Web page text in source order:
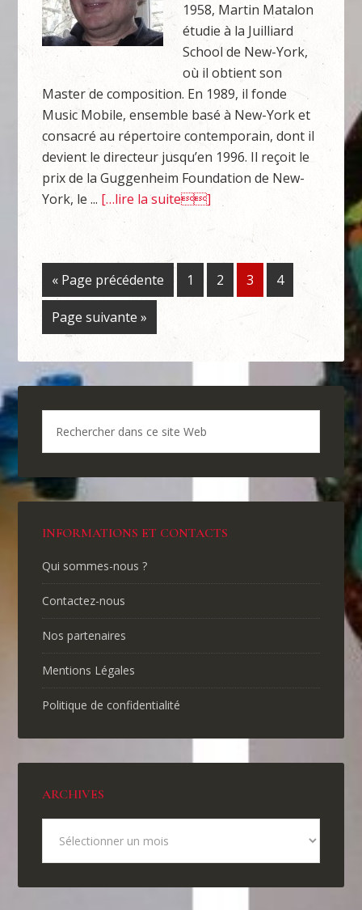
1958, Martin Matalon
étudie à la Juilliard
School de New-York,
où il obtient son
Master de composition. En 1989, il fonde
Music Mobile, ensemble basé à New-York et
consacré au répertoire contemporain, dont il
devient le directeur jusqu’en 1996. Il reçoit le
prix de la Guggenheim Foundation de New-
York, le ... […lire la suite]
« Page précédente 1 2 3 4
Page suivante »
INFORMATIONS ET CONTACTS
Qui sommes-nous ?
Contactez-nous
Nos partenaires
Mentions Légales
Politique de confidentialité
ARCHIVES